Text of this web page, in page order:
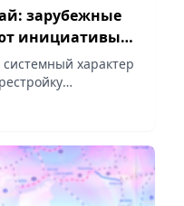
зарубежные
инициативы
характер